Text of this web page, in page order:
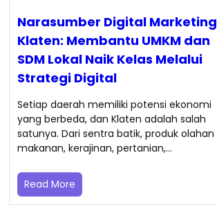
Narasumber Digital Marketing
Klaten: Membantu UMKM dan
SDM Lokal Naik Kelas Melalui
Strategi Digital
Setiap daerah memiliki potensi ekonomi
yang berbeda, dan Klaten adalah salah
satunya. Dari sentra batik, produk olahan
makanan, kerajinan, pertanian,…
Read More